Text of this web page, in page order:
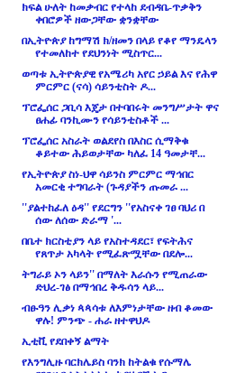
ክፍል ሁለት ከመቃብር የተላከ ደብዳቤ-ጥቃቅን
ቀበሮዎች ዘውጋቸው ቋንቋቸው
በኢትዮጵያ ከግማሽ ክ/ዘመን በላይ የቆየ ማንዴላን
የተመለከተ የደህንነት ሚስጥር...
ወጣቱ ኢትዮጵያዊ የአሜሪካ አየር ኃይል እና የሕዋ
ምርምር (ናሳ) ሳይንቲስት ዶ...
ፕሮፌሰር ጋቢሳ እጄታ በተባበሩት መንግሥታት ዋና
ፀሐፊ ባንኪሙን የሳይንቲስቶች ...
ፕሮፌሰር አስራት ወልደየስ በእስር ሲማቅቁ
ቆይተው ሕይወታቸው ካለፈ 14 ዓመታቸ...
የኢትዮጵያ ስነ-ህዋ ሳይንስ ምርምር ማኅበር
አመርቂ ተግባራት (ጉዳያችን ጡመራ ...
''ያልተከፈለ ዕዳ'' የደርግን ''የአስናቀ ገፀ ባህሪ በ
ሰው ለሰው ድራማ '...
በቤተ ክርስቲያን ላይ የአስተዳደር፣ የፍትሕና
የጸጥታ አካላት የሚፈጽሟቸው በደሎ...
ትግራይ ኦን ላይን'' በማለት እራሱን የሚጠራው
ድህረ-ገፅ በማኅበረ ቅዱሳን ላይ...
ብፁዓን ሊቃነ ጳጳሳቱ ለእምነታቸው ዘብ ቆመው
ዋሉ! ምንጭ - ሐራ ዘተዋህዶ
ኢቲቪ የደበቀኝ ልማት
የእንግሊዙ ባርክሌይስ ባንክ ከትልቁ የሱማሌ